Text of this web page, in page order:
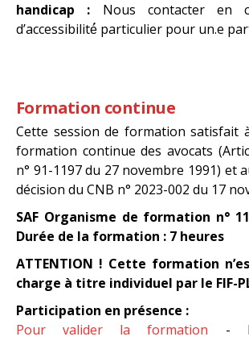
handicap : Nous contacter en
d’accessibilité́ particulier pour un.e
Formation continue
Cette session de formation satisfait
formation continue des avocats
n° 91-1197 du 27 novembre 1991) et
décision du CNB n° 2023-002 du 17
SAF Organisme de formation n°
Durée de la formation : 7 heures
ATTENTION ! Cette formation
charge à titre individuel par le FIF-
Participation en présence :
Pour valider la formation - Il